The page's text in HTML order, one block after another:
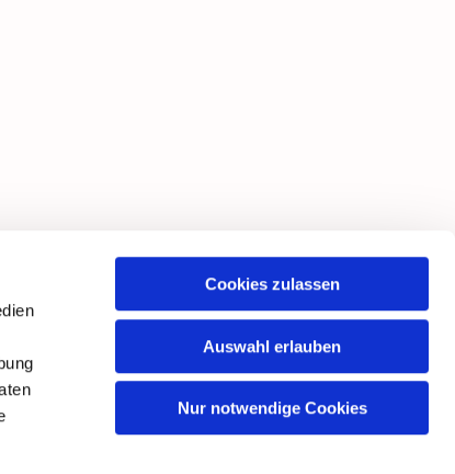
Cookies zulassen
Auswahl erlauben
Nur notwendige Cookies